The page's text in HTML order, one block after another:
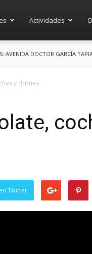
Actividades
AVENIDA DOCTOR GARCÍA
y drones
Twitter